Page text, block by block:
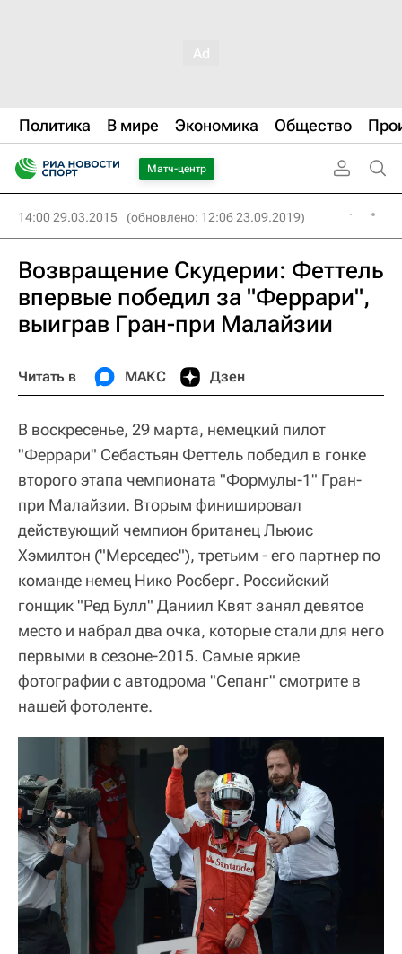
Политика В мире Экономика Общество
Матч-центр
14:00 29.03.2015 (обновлено: 12:06 23.09.2019)
Возвращение Скудерии: Феттель
впервые победил за "Феррари",
выиграв Гран-при Малайзии
Читать в МАКС Дзен
В воскресенье, 29 марта, немецкий пилот
"Феррари" Себастьян Феттель победил в гонке
второго этапа чемпионата "Формулы-1" Гран-
при Малайзии. Вторым финишировал
действующий чемпион британец Льюис
Хэмилтон ("Мерседес"), третьим - его партнер по
команде немец Нико Росберг. Российский
гонщик "Ред Булл" Даниил Квят занял девятое
место и набрал два очка, которые стали для него
первыми в сезоне-2015. Самые яркие
фотографии с автодрома "Сепанг" смотрите в
нашей фотоленте.